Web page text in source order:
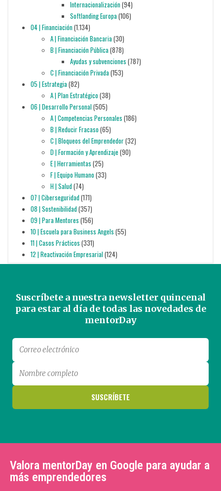
Internacionalización(94)
Softlanding Europa(106)
04 | Financiación(1.134)
A | Financiación Bancaria(30)
B | Financiación Pública(878)
Ayudas y subvenciones (787)
C | Financiación Privada(153)
05 | Estrategia(82)
A | Plan Estratégico(38)
06 | Desarrollo Personal(505)
A | Competencias Personales (186)
B | Reducir Fracaso(65)
C | Bloqueos del Emprendedor(32)
D | Formación y Aprendizaje (90)
E | Herramientas (25)
F | Equipo Humano(33)
H | Salud(74)
07 | Ciberseguridad(171)
08 | Sostenibilidad(357)
09 | Para Mentores (156)
10 | Escuela para Business Angels (55)
11 | Casos Prácticos (331)
12 | Reactivación Empresarial(124)
Suscríbete a nuestra newsletter quincenal
para estar al día de todas las novedades de
mentorDay
Valora mentorDay en Google para ayudar a
más emprendedores